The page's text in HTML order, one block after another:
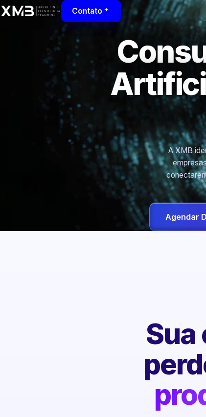
Contato
A XMB
Agendar
Sua